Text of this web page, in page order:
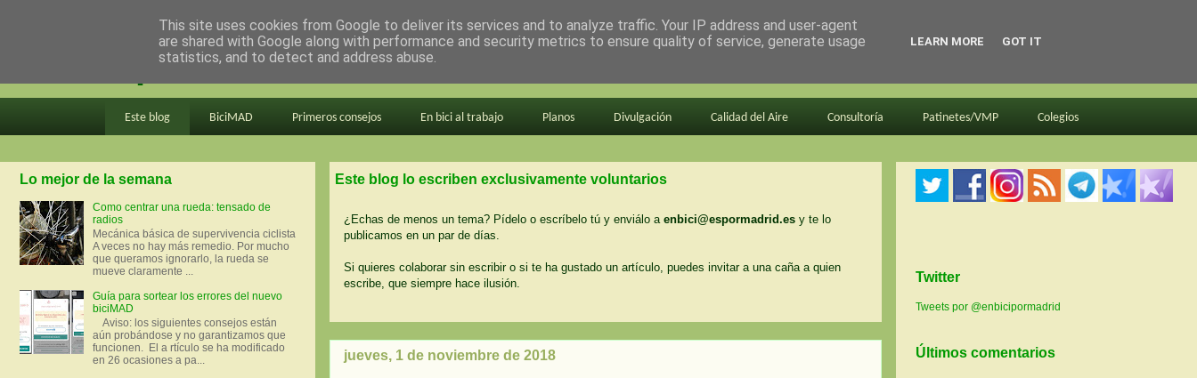
en bici por madrid
Este blog BiciMAD Primeros consejos En bici al trabajo Planos Divulgación Calidad del Aire Consultoría Patinetes/VMP Colegios
Este blog lo escriben exclusivamente voluntarios
¿Echas de menos un tema? Pídelo o escríbelo tú y enviálo a enbici@espormadrid.es y te lo
publicamos en un par de días.
Si quieres colaborar sin escribir o si te ha gustado un artículo, puedes invitar a una caña a quien
escribe, que siempre hace ilusión.
jueves, 1 de noviembre de 2018
Lo mejor de la semana
Como centrar una rueda: tensado de
radios
Mecánica básica de supervivencia ciclista
A veces no hay más remedio. Por mucho
que queramos ignorarlo, la rueda se
mueve claramente ...
Guía para sortear los errores del nuevo
biciMAD
Aviso: los siguientes consejos están
aún probándose y no garantizamos que
funcionen. El a rtículo se ha modificado
en 26 ocasiones a pa...
Twitter
Tweets por @enbicipormadrid
Últimos comentarios
This site uses cookies from Google to deliver its services and to analyze traffic. Your IP address and user-agent
are shared with Google along with performance and security metrics to ensure quality of service, generate usage
statistics, and to detect and address abuse.
LEARN MORE GOT IT